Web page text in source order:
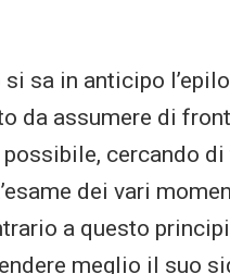
sa in anticipo
da assumere di
cercando di
dei vari
a questo
meglio il suo